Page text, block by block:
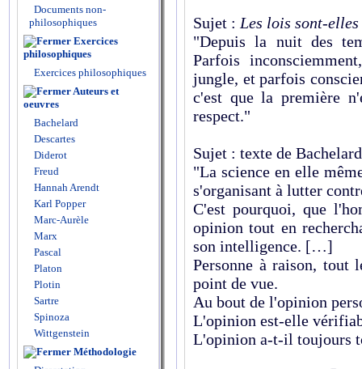
Documents non-
philosophiques
Exercices
philosophiques
Exercices philosophiques
Auteurs et
oeuvres
Bachelard
Descartes
Diderot
Freud
Hannah Arendt
Karl Popper
Marc-Aurèle
Marx
Pascal
Platon
Plotin
Sartre
Spinoza
Wittgenstein
Méthodologie
Sujet : Les lois sont-
"Depuis la nuit des
Parfois
jungle, et parfois
c'est que la première
respect."
Sujet : texte de Bachelard
"La science en elle
s'organisant à lutter
C'est pourquoi, que
opinion tout en
son intelligence. […]
Personne à raison, tout
point de vue.
Au bout de l'opinion
L'opinion est-elle
L'opinion a-t-il toujours